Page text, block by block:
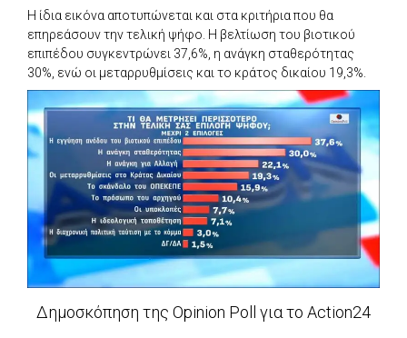
Η ίδια εικόνα αποτυπώνεται και στα κριτήρια που θα
επηρεάσουν την τελική ψήφο. Η βελτίωση του βιοτικού
επιπέδου συγκεντρώνει 37,6%, η ανάγκη σταθερότητας
30%, ενώ οι μεταρρυθμίσεις και το κράτος δικαίου 19,3%.
Δημοσκόπηση της Opinion Poll για το Action24